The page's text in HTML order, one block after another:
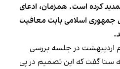
۳۰ روز دیگر تمدید کرده است. همزمان، ادعای
برای جمهوری اسلامی بابت معافیت
اردیبهشت در جلسه بررسی
گفت که این تصمیم در پی